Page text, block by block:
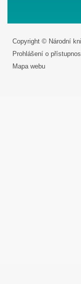
Copyright © Národní
Prohlášení o
Mapa webu